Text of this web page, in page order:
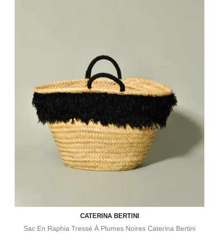
CATERINA BERTINI
Sac En Raphia Tressé À Plumes Noires Caterina Bertini